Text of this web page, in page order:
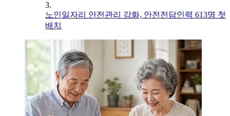
3.
노인일자리 안전관리 강화, 안전전담인력 613명 첫
배치